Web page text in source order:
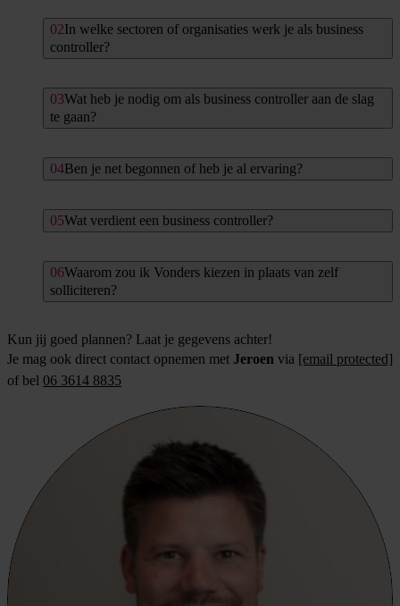
In welke sectoren of organisaties werk je als business
controller?
Wat heb je nodig om als business controller aan de slag
te gaan?
Ben je net begonnen of heb je al ervaring?
Wat verdient een business controller?
Waarom zou ik Vonders kiezen in plaats van zelf
solliciteren?
Kun jij goed plannen? Laat je gegevens achter!
Je mag ook direct contact opnemen met Jeroen via [email protected]
of bel 06 3614 8835